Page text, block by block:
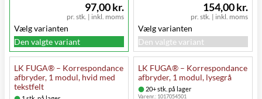
pr. stk. | inkl. moms
97,00 kr.
Vælg varianten
Den valgte variant
pr. stk. | inkl. moms
154,00 kr.
Vælg varianten
Den valgte variant
LK FUGA® – Korrespondance
afbryder, 1 modul, hvid med
tekstfelt
LK FUGA® – Korrespondance
afbryder, 1 modul, lysegrå
20+ stk. på lager
Varenr.: 1017054501